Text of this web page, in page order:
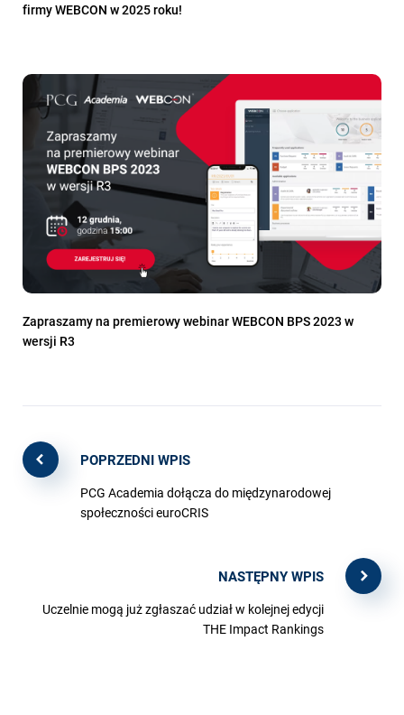
firmy WEBCON w 2025 roku!
Zapraszamy na premierowy webinar WEBCON BPS 2023 w
wersji R3
POPRZEDNI WPIS
PCG Academia dołącza do międzynarodowej
społeczności euroCRIS
NASTĘPNY WPIS
Uczelnie mogą już zgłaszać udział w kolejnej edycji
THE Impact Rankings